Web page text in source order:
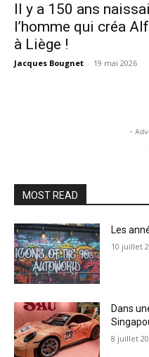
Il y a 150 ans
l’homme qui créa
à Liège !
Jacques Bougnet - 19 mai 2026
-
MOST READ
Les
10 juillet
Dans
8 juillet